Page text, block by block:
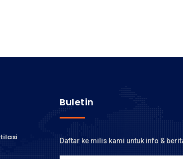
Buletin
Daftar ke milis kami untuk info &